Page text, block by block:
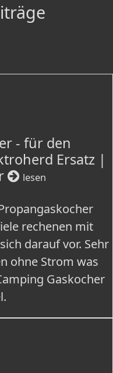
- für den
Ersatz |
lesen
rechenen mit
darauf vor. Sehr
ohne Strom was
Gaskocher